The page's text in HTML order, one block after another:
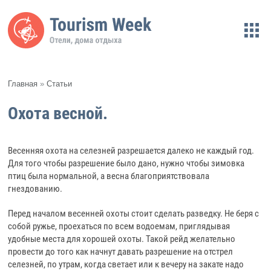
Главная »Статьи
Охота весной.
Весенняя охота на селезней разрешается далеко не каждый год.
Для того чтобы разрешение было дано, нужно чтобы зимовка
птиц была нормальной, а весна благоприятствовала
гнездованию.
Перед началом весенней охоты стоит сделать разведку. Не беря с
собой ружье, проехаться по всем водоемам, приглядывая
удобные места для хорошей охоты. Такой рейд желательно
провести до того как начнут давать разрешение на отстрел
селезней, по утрам, когда светает или к вечеру на закате надо